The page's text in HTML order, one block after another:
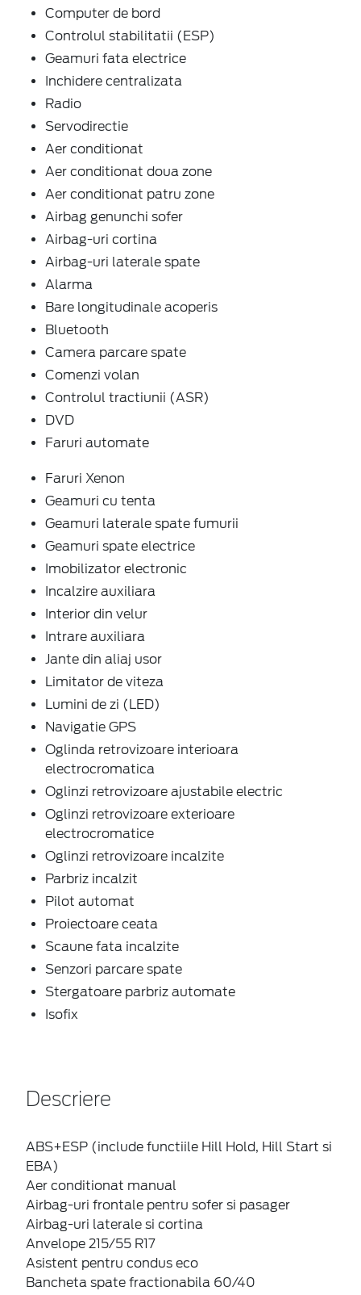
Computer de bord
Controlul stabilitatii (ESP)
Geamuri fata electrice
Inchidere centralizata
Radio
Servodirectie
Aer conditionat
Aer conditionat doua zone
Aer conditionat patru zone
Airbag genunchi sofer
Airbag-uri cortina
Airbag-uri laterale spate
Alarma
Bare longitudinale acoperis
Bluetooth
Camera parcare spate
Comenzi volan
Controlul tractiunii (ASR)
DVD
Faruri automate
Faruri Xenon
Geamuri cu tenta
Geamuri laterale spate fumurii
Geamuri spate electrice
Imobilizator electronic
Incalzire auxiliara
Interior din velur
Intrare auxiliara
Jante din aliaj usor
Limitator de viteza
Lumini de zi (LED)
Navigatie GPS
Oglinda retrovizoare interioara
electrocromatica
Oglinzi retrovizoare ajustabile electric
Oglinzi retrovizoare exterioare
electrocromatice
Oglinzi retrovizoare incalzite
Parbriz incalzit
Pilot automat
Proiectoare ceata
Scaune fata incalzite
Senzori parcare spate
Stergatoare parbriz automate
Isofix
Descriere
ABS+ESP (include functiile Hill Hold, Hill Start si
EBA)
Aer conditionat manual
Airbag-uri frontale pentru sofer si pasager
Airbag-uri laterale si cortina
Anvelope 215/55 R17
Asistent pentru condus eco
Bancheta spate fractionabila 60/40